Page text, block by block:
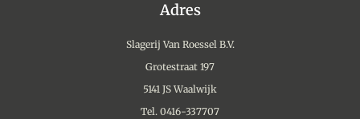
Adres
Slagerij Van Roessel B.V.
Grotestraat 197
5141 JS Waalwijk
Tel. 0416-337707